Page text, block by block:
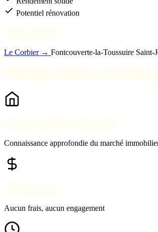
Potentiel rénovation
Le Corbier → Fontcouverte-la-Toussuire Saint-
Connaissance approfondie du marché
Aucun frais, aucun engagement